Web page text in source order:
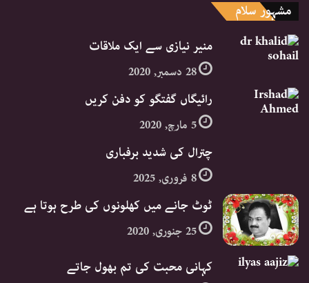
مشہور سلام
منیر نیازی سے ایک ملاقات
28 دسمبر, 2020
رائیگاں گفتگو کو دفن کریں
5 مارچ, 2020
چترال کی شدید برفباری
8 فروری, 2025
ٹوٹ جانے میں کھلونوں کی طرح ہوتا ہے
25 جنوری, 2020
کہانی محبت کی تم بھول جاتے